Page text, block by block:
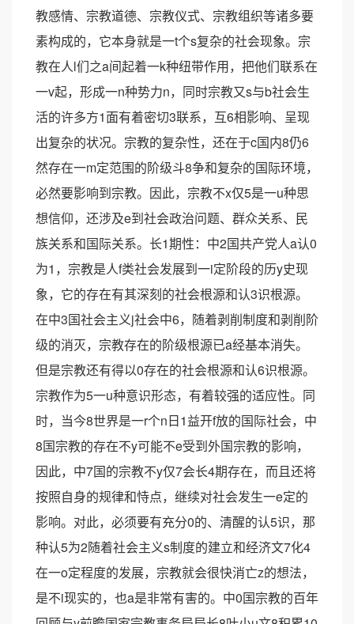
教感情、宗教道德、宗教仪式、宗教组织等诸多要
素构成的，它本身就是一t个s复杂的社会现象。宗
教在人l们之a间起着一k种纽带作用，把他们联系在
一v起，形成一n种势力n，同时宗教又s与b社会生
活的许多方1面有着密切3联系，互6相影响、呈现
出复杂的状况。宗教的复杂性，还在于c国内8仍6
然存在一m定范围的阶级斗8争和复杂的国际环境，
必然要影响到宗教。因此，宗教不x仅5是一u种思
想信仰，还涉及e到社会政治问题、群众关系、民
族关系和国际关系。长1期性：中2国共产党人a认0
为1，宗教是人f类社会发展到一i定阶段的历y史现
象，它的存在有其深刻的社会根源和认3识根源。
在中3国社会主义j社会中6，随着剥削制度和剥削阶
级的消灭，宗教存在的阶级根源已a经基本消失。
但是宗教还有得以0存在的社会根源和认6识根源。
宗教作为5一u种意识形态，有着较强的适应性。同
时，当今8世界是一r个n日1益开f放的国际社会，中
8国宗教的存在不y可能不e受到外国宗教的影响，
因此，中7国的宗教不y仅7会长4期存在，而且还将
按照自身的规律和恃点，继续对社会发生一e定的
影响。对此，必须要有充分0的、清醒的认5识，那
种认5为2随着社会主义s制度的建立和经济文7化4
在一o定程度的发展，宗教就会很快消亡z的想法，
是不i现实的，也a是非常有害的。中0国宗教的百年